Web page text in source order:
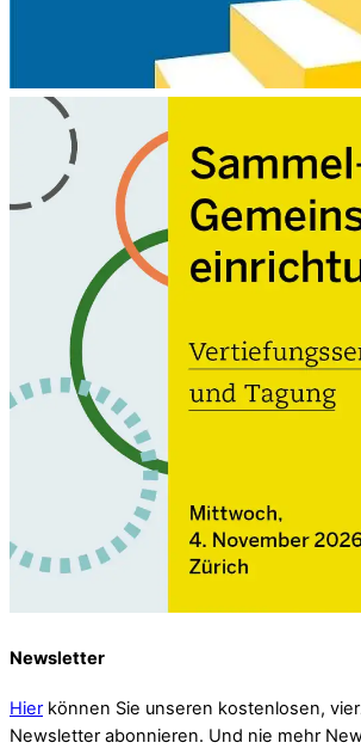
Newsletter
Hier können Sie unseren kostenlosen,
Newsletter abonnieren. Und nie mehr